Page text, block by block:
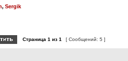
, Sergik
Страница 1 из 1 [ Сообщений: 5 ]